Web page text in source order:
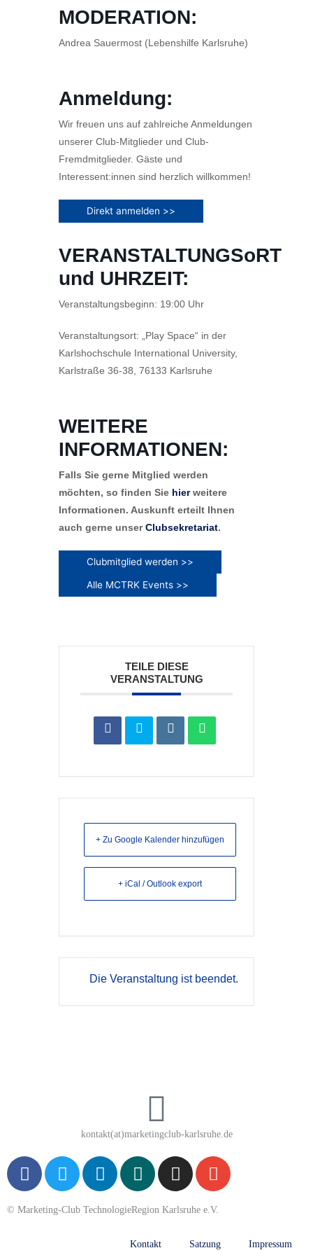
MODERATION:
Andrea Sauermost (Lebenshilfe Karlsruhe)
Anmeldung:
Wir freuen uns auf zahlreiche Anmeldungen
unserer Club-Mitglieder und Club-
Fremdmitglieder. Gäste und
Interessent:innen sind herzlich willkommen!
Direkt anmelden >>
VERANSTALTUNGSoRT
und UHRZEIT:
Veranstaltungsbeginn: 19:00 Uhr
Veranstaltungsort: „Play Space“ in der
Karlshochschule International University,
Karlstraße 36-38, 76133 Karlsruhe
WEITERE
INFORMATIONEN:
Falls Sie gerne Mitglied werden
möchten, so finden Sie hierweitere
Informationen. Auskunft erteilt Ihnen
auch gerne unserClubsekretariat.
Clubmitglied werden >>
Alle MCTRK Events >>
TEILE DIESE
VERANSTALTUNG
+ Zu Google Kalender hinzufügen
+ iCal / Outlook export
Die Veranstaltung ist beendet.
kontakt(at)marketingclub-karlsruhe.de
F
a
e
T
w
t
L
i
k
X
i
g
I
n
t
E
n
e
© Marketing-Club TechnologieRegion Karlsruhe e.V.
Kontakt Satzung Impressum